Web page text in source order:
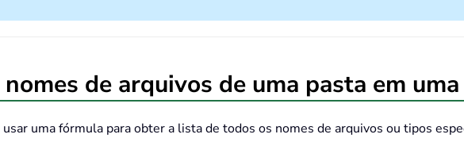
de arquivos de uma pasta em
uma fórmula para obter a lista de todos os nomes de arquivos ou tipos